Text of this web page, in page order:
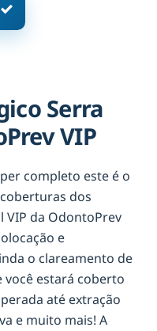
Serra
VIP
completo este é o
dos
VIP da OdontoPrev
e
o clareamento de
você estará coberto
até extração
e muito mais! A